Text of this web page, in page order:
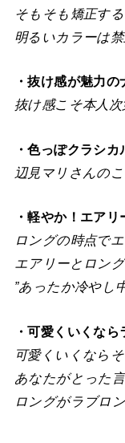
そもそも矯正す
明るいカラーは
・抜け感が魅力
抜け感こそ本人
・色っぽクラシカ
辺見マリさんの
・軽やか！エアリ
ロングの時点で
エアリーとロン
”あったか冷やし
・可愛くいくな
可愛くいくなら
あなたがとった
ロングがラブロ